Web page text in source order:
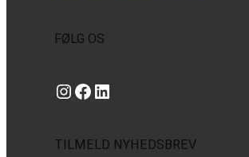
FØLG OS
Instagram https://www.facebook.com/danishbeachvolleytour LinkedIn
TILMELD NYHEDSBREV